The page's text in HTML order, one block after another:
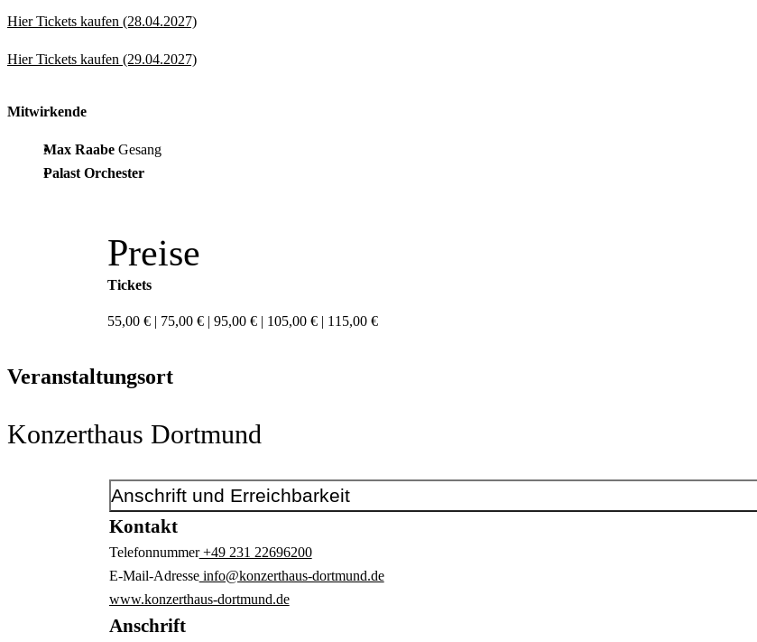
Hier Tickets kaufen (28.04.2027)
Hier Tickets kaufen (29.04.2027)
Mitwirkende
Max Raabe Gesang
Palast Orchester
Preise
Tickets
55,00 € | 75,00 € | 95,00 € | 105,00 € | 115,00 €
Veranstaltungsort
Konzerthaus Dortmund
Anschrift und Erreichbarkeit
Kontakt
Telefonnummer+49 231 22696200
E-Mail-Adresseinfo@konzerthaus-dortmund.de
www.konzerthaus-dortmund.de
Anschrift